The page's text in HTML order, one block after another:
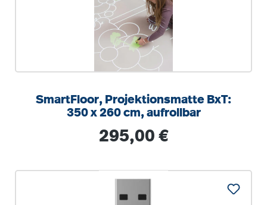
SmartFloor, Projektionsmatte BxT:
350 x 260 cm, aufrollbar
Regulärer Preis:
295,00 €